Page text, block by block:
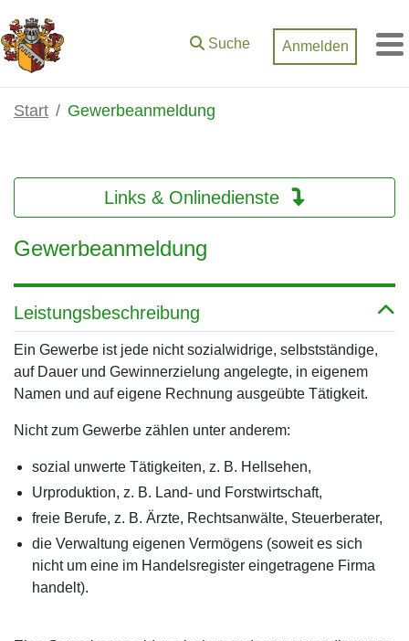
Zum Hauptinhalt springen
Suche Anmelden
Start Gewerbeanmeldung
Links & Onlinedienste
Gewerbeanmeldung
Leistungsbeschreibung
Ein Gewerbe ist jede nicht sozialwidrige, selbstständige,
auf Dauer und Gewinnerzielung angelegte, in eigenem
Namen und auf eigene Rechnung ausgeübte Tätigkeit.
Nicht zum Gewerbe zählen unter anderem:
sozial unwerte Tätigkeiten, z. B. Hellsehen,
Urproduktion, z. B. Land- und Forstwirtschaft,
freie Berufe, z. B. Ärzte, Rechtsanwälte, Steuerberater,
die Verwaltung eigenen Vermögens (soweit es sich
nicht um eine im Handelsregister eingetragene Firma
handelt).